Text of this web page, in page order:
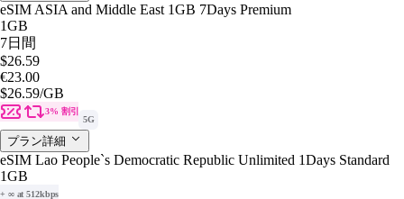
eSIM ASIA and Middle East 1GB 7Days Premium
1GB
7日間
$26.59
€23.00
$26.59/GB
3% 割引
5G
プラン詳細
eSIM Lao People`s Democratic Republic Unlimited 1Days Standard
1GB
+ ∞ at 512kbps